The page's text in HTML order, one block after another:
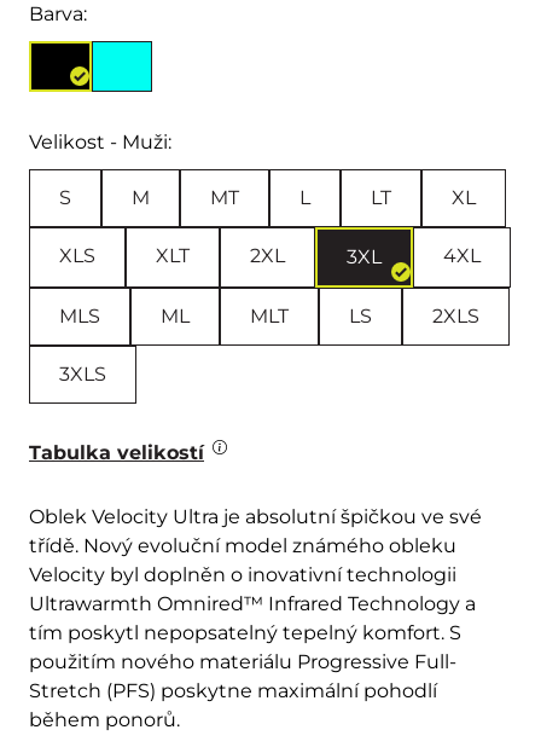
Barva:
Velikost - Muži:
S M MT L LT XL
XLS XLT 2XL 3XL 4XL
MLS ML MLT LS 2XLS
3XLS
Tabulka velikostí
Oblek Velocity Ultra je absolutní špičkou ve své
třídě. Nový evoluční model známého obleku
Velocity byl doplněn o inovativní technologii
Ultrawarmth Omnired™ Infrared Technology a
tím poskytl nepopsatelný tepelný komfort. S
použitím nového materiálu Progressive Full-
Stretch (PFS) poskytne maximální pohodlí
během ponorů.